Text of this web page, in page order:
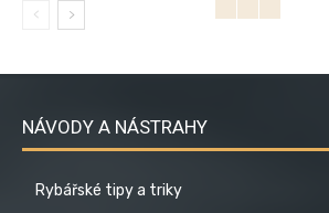
NÁVODY A NÁSTRAHY
Rybářské tipy a triky